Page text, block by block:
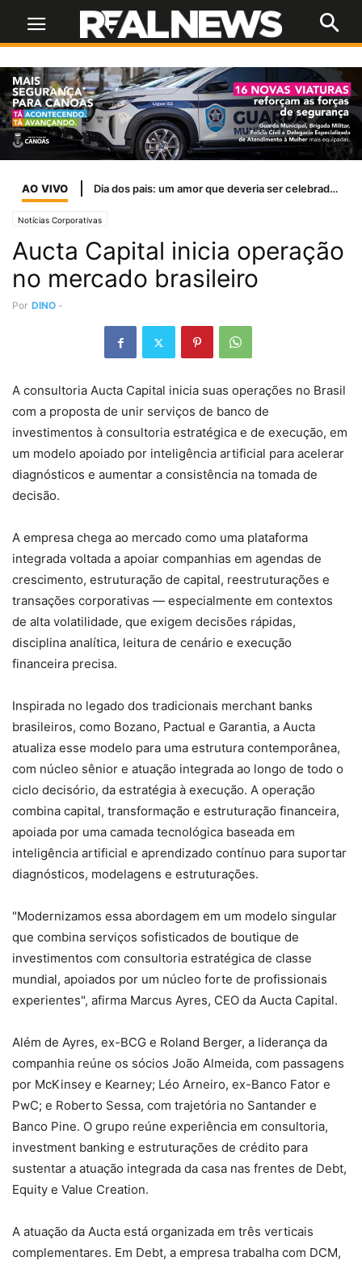
AO VIVO Dia dos pais: um amor que deveria ser celebrado todos os dias
Notícias Corporativas
Aucta Capital inicia operação
no mercado brasileiro
Por DINO -
A consultoria Aucta Capital inicia suas operações no Brasil
com a proposta de unir serviços de banco de
investimentos à consultoria estratégica e de execução, em
um modelo apoiado por inteligência artificial para acelerar
diagnósticos e aumentar a consistência na tomada de
decisão.
A empresa chega ao mercado como uma plataforma
integrada voltada a apoiar companhias em agendas de
crescimento, estruturação de capital, reestruturações e
transações corporativas — especialmente em contextos
de alta volatilidade, que exigem decisões rápidas,
disciplina analítica, leitura de cenário e execução
financeira precisa.
Inspirada no legado dos tradicionais merchant banks
brasileiros, como Bozano, Pactual e Garantia, a Aucta
atualiza esse modelo para uma estrutura contemporânea,
com núcleo sênior e atuação integrada ao longo de todo o
ciclo decisório, da estratégia à execução. A operação
combina capital, transformação e estruturação financeira,
apoiada por uma camada tecnológica baseada em
inteligência artificial e aprendizado contínuo para suportar
diagnósticos, modelagens e estruturações.
"Modernizamos essa abordagem em um modelo singular
que combina serviços sofisticados de boutique de
investimentos com consultoria estratégica de classe
mundial, apoiados por um núcleo forte de profissionais
experientes", afirma Marcus Ayres, CEO da Aucta Capital.
Além de Ayres, ex-BCG e Roland Berger, a liderança da
companhia reúne os sócios João Almeida, com passagens
por McKinsey e Kearney; Léo Arneiro, ex-Banco Fator e
PwC; e Roberto Sessa, com trajetória no Santander e
Banco Pine. O grupo reúne experiência em consultoria,
investment banking e estruturações de crédito para
sustentar a atuação integrada da casa nas frentes de Debt,
Equity e Value Creation.
A atuação da Aucta está organizada em três verticais
complementares. Em Debt, a empresa trabalha com DCM,